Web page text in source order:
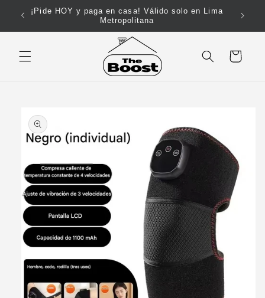
directamente
¡Pide HOY y paga en casa! Válido solo en Lima
Metropolitana
Carrito
información
del producto